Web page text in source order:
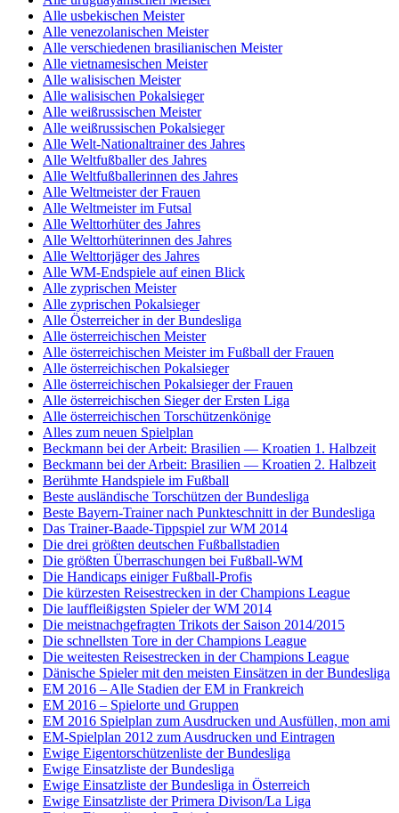
Alle usbekischen Meister
Alle venezolanischen Meister
Alle verschiedenen brasilianischen Meister
Alle vietnamesischen Meister
Alle walisischen Meister
Alle walisischen Pokalsieger
Alle weißrussischen Meister
Alle weißrussischen Pokalsieger
Alle Welt-Nationaltrainer des Jahres
Alle Weltfußballer des Jahres
Alle Weltfußballerinnen des Jahres
Alle Weltmeister der Frauen
Alle Weltmeister im Futsal
Alle Welttorhüter des Jahres
Alle Welttorhüterinnen des Jahres
Alle Welttorjäger des Jahres
Alle WM-Endspiele auf einen Blick
Alle zyprischen Meister
Alle zyprischen Pokalsieger
Alle Österreicher in der Bundesliga
Alle österreichischen Meister
Alle österreichischen Meister im Fußball der Frauen
Alle österreichischen Pokalsieger
Alle österreichischen Pokalsieger der Frauen
Alle österreichischen Sieger der Ersten Liga
Alle österreichischen Torschützenkönige
Alles zum neuen Spielplan
Beckmann bei der Arbeit: Brasilien — Kroatien 1. Halbzeit
Beckmann bei der Arbeit: Brasilien — Kroatien 2. Halbzeit
Berühmte Handspiele im Fußball
Beste ausländische Torschützen der Bundesliga
Beste Bayern-Trainer nach Punkteschnitt in der Bundesliga
Das Trainer-Baade-Tippspiel zur WM 2014
Die drei größten deutschen Fußballstadien
Die größten Überraschungen bei Fußball-WM
Die Handicaps einiger Fußball-Profis
Die kürzesten Reisestrecken in der Champions League
Die lauffleißigsten Spieler der WM 2014
Die meistnachgefragten Trikots der Saison 2014/2015
Die schnellsten Tore in der Champions League
Die weitesten Reisestrecken in der Champions League
Dänische Spieler mit den meisten Einsätzen in der Bundesliga
EM 2016 – Alle Stadien der EM in Frankreich
EM 2016 – Spielorte und Gruppen
EM 2016 Spielplan zum Ausdrucken und Ausfüllen, mon ami
EM-Spielplan 2012 zum Ausdrucken und Eintragen
Ewige Eigentorschützenliste der Bundesliga
Ewige Einsatzliste der Bundesliga
Ewige Einsatzliste der Bundesliga in Österreich
Ewige Einsatzliste der Primera Divison/La Liga